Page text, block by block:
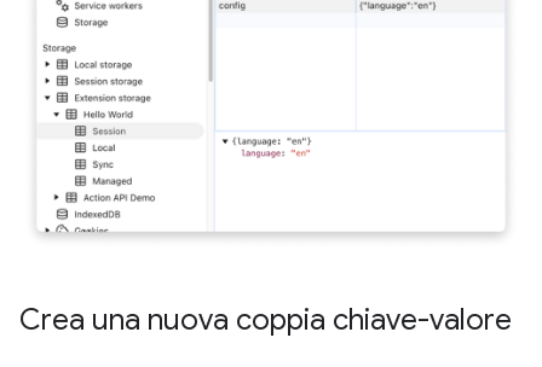
Crea una nuova coppia chiave-valore